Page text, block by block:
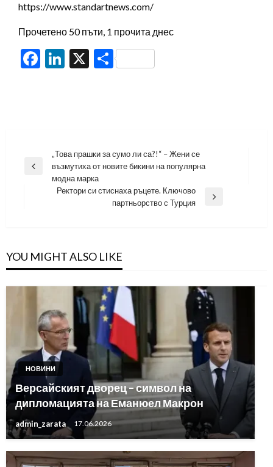
https://www.standartnews.com/
Прочетено 50 пъти, 1 прочита днес
Facebook
LinkedIn
X Share
Навигация
Previous
„Това прашки за сумо ли са?!“ – Жени се
възмутиха от новите бикини на популярна
модна марка
Ректори си стиснаха ръцете. Ключово
партньорство с Турция
YOU MIGHT ALSO LIKE
НОВИНИ
Версайският дворец – символ на
дипломацията на Еманюел Макрон
admin_zarata 17.06.2026